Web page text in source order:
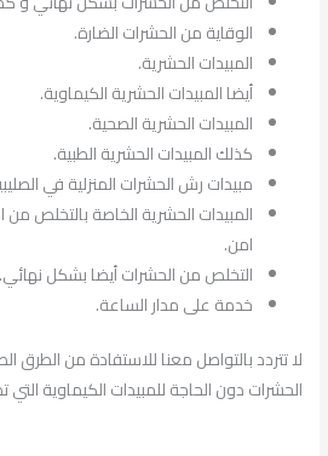
الوقاية من الحشرات الضارة.
المبيدات الحشرية.
أيضا المبيدات الحشرية الكيماوية.
المبيدات الحشرية الصحية.
كذلك المبيدات الحشرية الطبية.
مبيدات رش الحشرات المنزلية في
المبيدات الحشرية الخاصة بالتخلص
امن.
التخلص من الحشرات أيضا بشكل نهائي.
خدمة على مدار الساعة.
لا تتردد بالتواصل معنا للاستفادة من
الحشرات دون الحاجة للمبيدات الكيماوية